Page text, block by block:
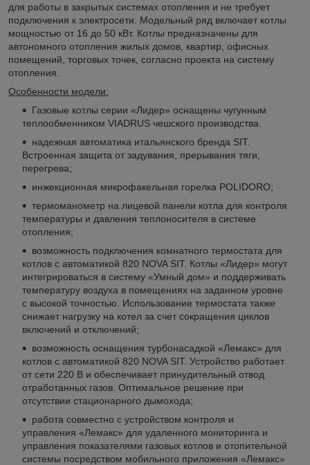
для работы в закрытых системах отопления и не требует
подключения к электросети. Модельный ряд включает котлы
мощностью от 16 до 50 кВт. Котлы предназначены для
автономного отопления жилых домов, квартир, офисных
помещений, торговых точек, согласно проекта на систему
отопления.
Особенности модели:
Газовые котлы серии «Лидер» оснащены чугунным
теплообменником VIADRUS чешского производства.
надежная автоматика итальянского бренда SIT.
Встроенная защита от задувания, прерывания тяги,
перегрева;
инжекционная микрофакельная горелка POLIDORO;
термоманометр на лицевой панели котла для контроля
температуры и давления теплоносителя в системе
отопления;
возможность подключения комнатного термостата для
котлов с автоматикой 820 NOVA SIT. Котлы «Лидер» могут
интегрироваться в систему «Умный дом» и поддерживать
температуру воздуха в помещениях на заданном уровне
с высокой точностью. Использование термостата также
снижает нагрузку на котел за счет сокращения циклов
включений и отключений;
возможность оснащения турбонасадкой «Лемакс» для
котлов с автоматикой 820 NOVA SIT. Устройство работает
от сети 220 В и обеспечивает принудительный отвод
отработанных газов. Оптимальное решение при
отсутствии стационарного дымохода;
работа совместно с устройством контроля и
управления «Лемакс» для удаленного мониторинга и
управления показателями газовых котлов и отопительной
системы посредством мобильного приложения «Лемакс»